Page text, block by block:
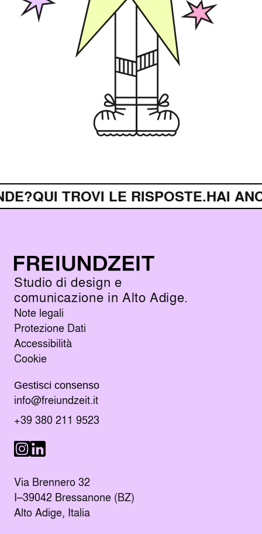
QUI TROVI LE RISPOSTE.HAI
Studio di design e
comunicazione in Alto Adige.
Note legali
Protezione Dati
Accessibilità
Cookie
Gestisci consenso
Manda un e-mail al indirizzo
info@freiundzeit.it
Chiama il numero:
+39 380 211 9523
Seguici su LinkedIn
Seguici su Instagram
Via Brennero 32
I–39042 Bressanone (BZ)
Alto Adige, Italia